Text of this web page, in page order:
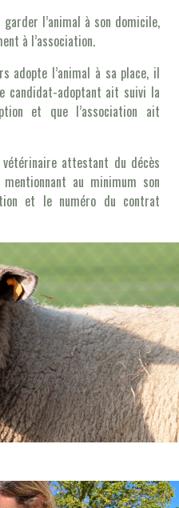
l’animal à son domicile,
à l’association.
adopte l’animal à sa place, il
candidat-adoptant ait suivi la
et que l’association ait
attestant du décès
au minimum son
et le numéro du contrat